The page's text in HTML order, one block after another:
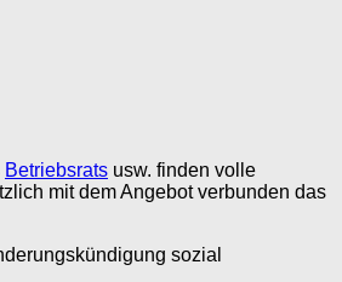
Betriebsrats usw. finden volle
mit dem Angebot verbunden das
sozial